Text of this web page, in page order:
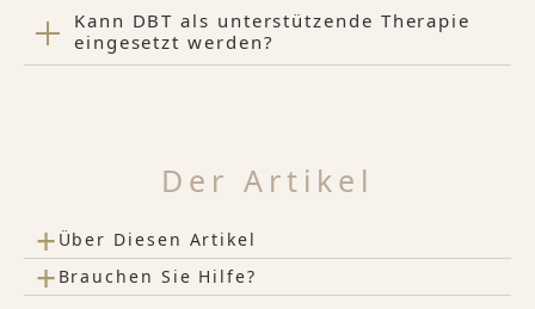
Kann DBT als unterstützende Therapie
eingesetzt werden?
Der Artikel
+ Über Diesen Artikel
+ Brauchen Sie Hilfe?